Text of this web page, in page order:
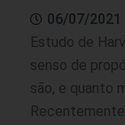
06/07/2021
Estudo de
senso de
são, e quanto